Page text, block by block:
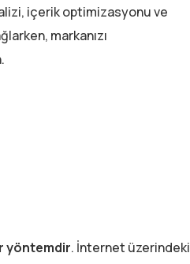
içerik optimizasyonu ve
markanızı
yöntemdir. İnternet üzerindeki